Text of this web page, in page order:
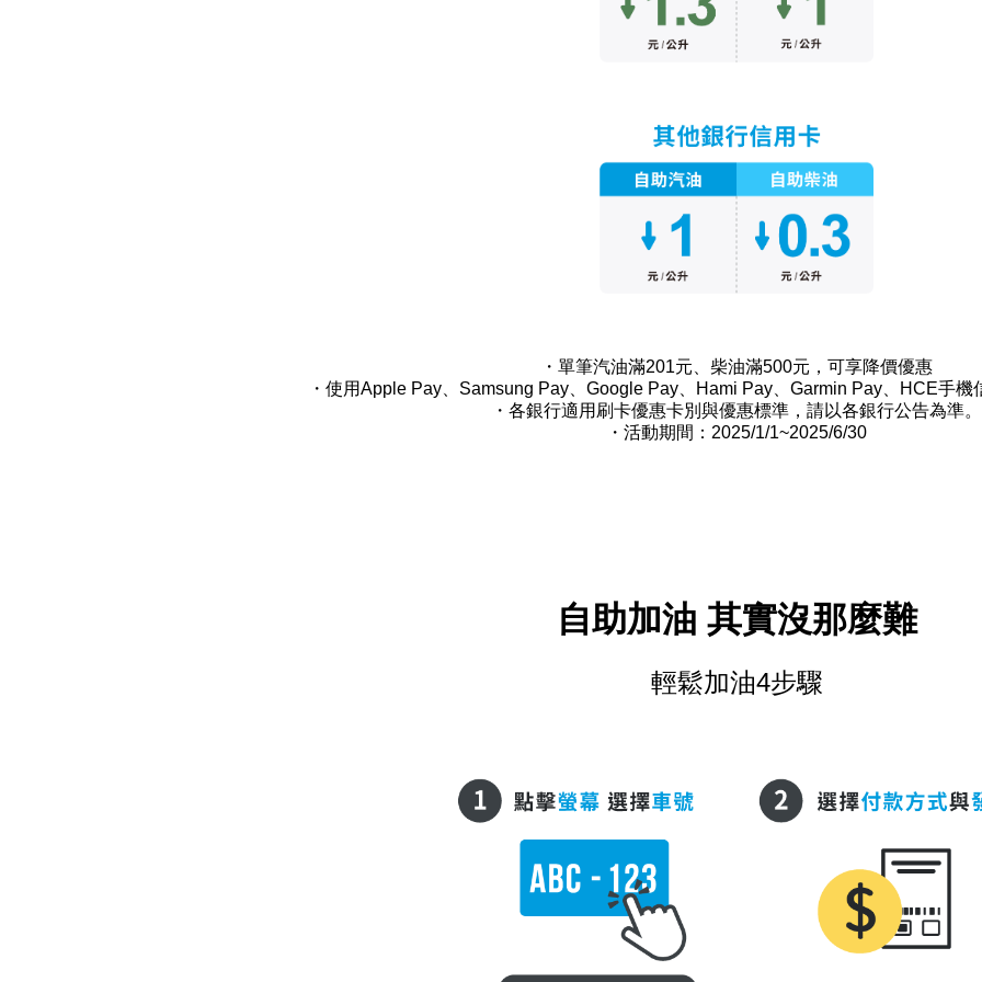
・單筆汽油滿201元、柴油滿500元，可享降價優惠
・使用Apple Pay、 Samsung Pay、 Google Pay、 Hami Pay、 Garmin Pay、 HCE手機
・各銀行適用刷卡優惠卡別與優惠標準，請以各銀行公告為準。
・活動期間： 2025/1/1~2025/6/30
自助加油 其實沒那麼難
輕鬆加油4步驟